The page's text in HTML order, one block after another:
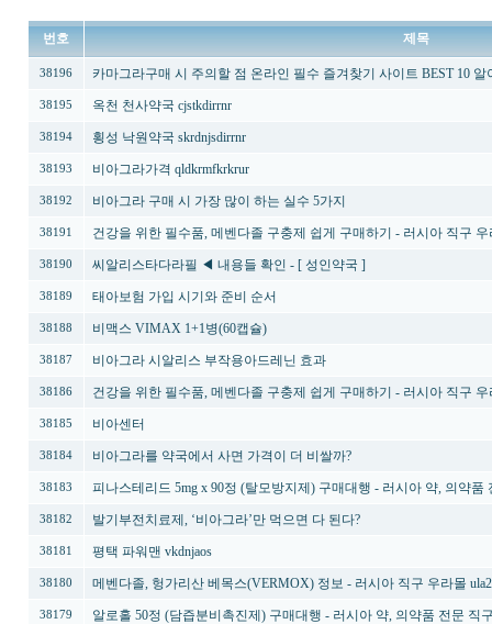
번호 제목
38196 카마그라구매 시 주의할 점 온라인 필수 즐겨찾기 사이트 BEST 10 알
38195 옥천 천사약국 cjstkdirrnr
38194 횡성 낙원약국 skrdnjsdirrnr
38193 비아그라가격 qldkrmfkrkrur
38192 비아그라 구매 시 가장 많이 하는 실수 5가지
38191 건강을 위한 필수품, 메벤다졸 구충제 쉽게 구매하기 - 러시아 직구 우
38190 씨알리스타다라필 ◀ 내용들 확인 - [ 성인약국 ]
38189 태아보험 가입 시기와 준비 순서
38188 비맥스 VIMAX 1+1병(60캡슐)
38187 비아그라 시알리스 부작용아드레닌 효과
38186 건강을 위한 필수품, 메벤다졸 구충제 쉽게 구매하기 - 러시아 직구 우
38185 비아센터
38184 비아그라를 약국에서 사면 가격이 더 비쌀까?
38183 피나스테리드 5mg x 90정 (탈모방지제) 구매대행 - 러시아 약, 의약품
38182 발기부전치료제, ‘비아그라’만 먹으면 다 된다?
38181 평택 파워맨 vkdnjaos
38180 메벤다졸, 헝가리산 베목스(VERMOX) 정보 - 러시아 직구 우라몰
38179 알로홀 50정 (담즙분비촉진제) 구매대행 - 러시아 약, 의약품 전문 직